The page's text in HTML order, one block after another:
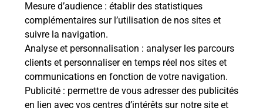
Mesure d’audience : établir des statistiques
complémentaires sur l’utilisation de nos sites et
suivre la navigation.
Analyse et personnalisation : analyser les parcours
clients et personnaliser en temps réel nos sites et
communications en fonction de votre navigation.
Publicité : permettre de vous adresser des publicités
en lien avec vos centres d’intérêts sur notre site et
Boîte aux lettres La Poste
Collecte du courrier aujourd'hui à 08h30
4 Route De La Fremondiere
50490 Montcuit
Le lien s'ouvre dans un nouvel onglet